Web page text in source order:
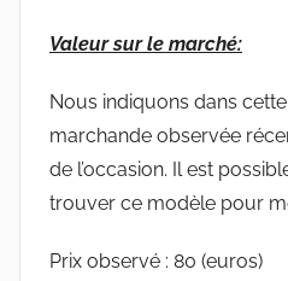
Valeur sur le marché:
Nous indiquons dans
marchande observée
de l’occasion. Il est
trouver ce modèle pour
Prix observé : 80 (euros)